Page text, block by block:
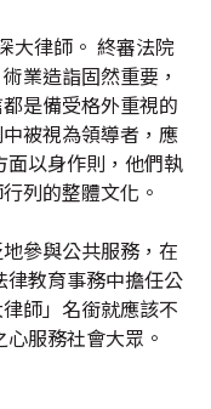
大律師。 終審法院
業造詣固然重要，
是備受格外重視的
被視為領導者，應
以身作則，他們執
列的整體文化。
參與公共服務，在
律教育事務中擔任公
師」名銜就應該不
服務社會大眾。